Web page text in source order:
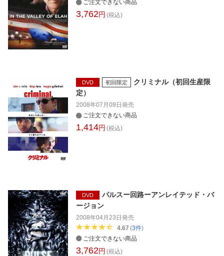
ご注文できない商品
3,762円 (税込)
DVD 初回限定
クリミナル（初回生産限
定）
2008年07月09日発売
ご注文できない商品
1,414円 (税込)
DVD
パルスー回路ーアンレイテッド・バ
ージョン
2008年04月23日発売
4.67 (3件)
ご注文できない商品
3,762円 (税込)